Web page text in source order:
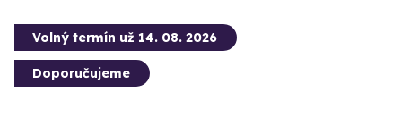
Volný termín už 14. 08. 2026
Doporučujeme